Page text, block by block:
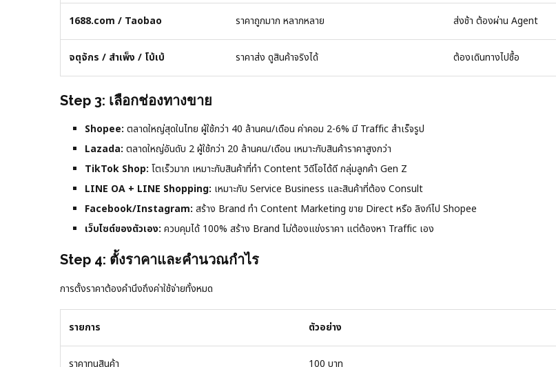
1688.com / Taobao ราคาถูกมาก หลากหลาย ส่งช้า ต้องผ่าน Agent
จตุจักร / สำเพ็ง / โบ้เบ้ ราคาส่ง ดูสินค้าจริงได้ ต้องเดินทางไปซื้อ
Step 3: เลือกช่องทางขาย
Shopee: ตลาดใหญ่สุดในไทย ผู้ใช้กว่า 40 ล้านคน/เดือน ค่าคอม 2-6% มี Traffic สำเร็จรูป
Lazada: ตลาดใหญ่อันดับ 2 ผู้ใช้กว่า 20 ล้านคน/เดือน เหมาะกับสินค้าราคาสูงกว่า
TikTok Shop: โตเร็วมาก เหมาะกับสินค้าที่ทำ Content วิดีโอได้ดี กลุ่มลูกค้า Gen Z
LINE OA + LINE Shopping: เหมาะกับ Service Business และสินค้าที่ต้อง Consult
Facebook/Instagram: สร้าง Brand ทำ Content Marketing ขาย Direct หรือ ลิงก์ไป Shopee
เว็บไซต์ของตัวเอง: ควบคุมได้ 100% สร้าง Brand ไม่ต้องแข่งราคา แต่ต้องหา Traffic เอง
Step 4: ตั้งราคาและคำนวณกำไร
การตั้งราคาต้องคำนึงถึงค่าใช้จ่ายทั้งหมด
รายการ ตัวอย่าง
ราคาทุนสินค้า 100 บาท